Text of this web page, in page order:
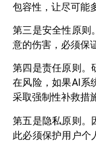
包容性，让尽可能
第三是安全性原则
意的伤害，必须保
第四是责任原则。
在风险，如果AI系
采取强制性补救措
第五是隐私原则。
此必须保护用户个